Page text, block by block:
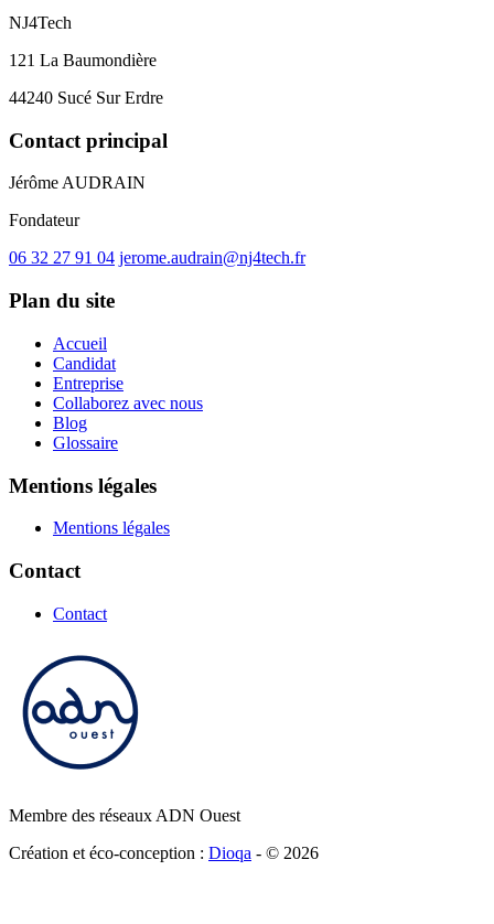
NJ4Tech
121 La Baumondière
44240 Sucé Sur Erdre
Contact principal
Jérôme AUDRAIN
Fondateur
06 32 27 91 04 jerome.audrain@nj4tech.fr
Plan du site
Accueil
Candidat
Entreprise
Collaborez avec nous
Blog
Glossaire
Mentions légales
Mentions légales
Contact
Contact
Membre des réseaux ADN Ouest
Création et éco-conception : Dioqa - © 2026